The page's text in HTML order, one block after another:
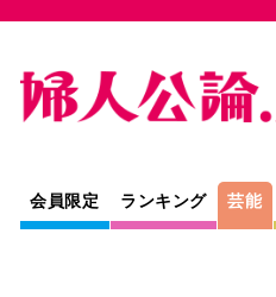
会員限定 ランキング 芸能